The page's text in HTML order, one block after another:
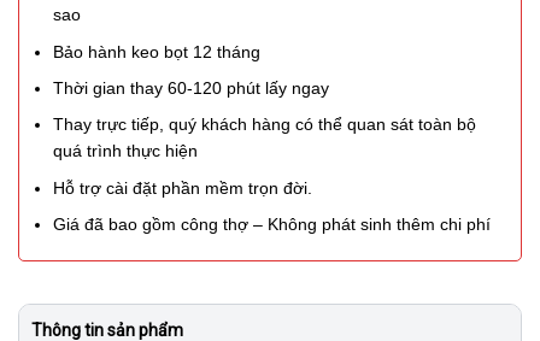
sao
Bảo hành keo bọt 12 tháng
Thời gian thay 60-120 phút lấy ngay
Thay trực tiếp, quý khách hàng có thể quan sát toàn bộ
quá trình thực hiện
Hỗ trợ cài đặt phần mềm trọn đời.
Giá đã bao gồm công thợ – Không phát sinh thêm chi phí
Thông tin sản phẩm